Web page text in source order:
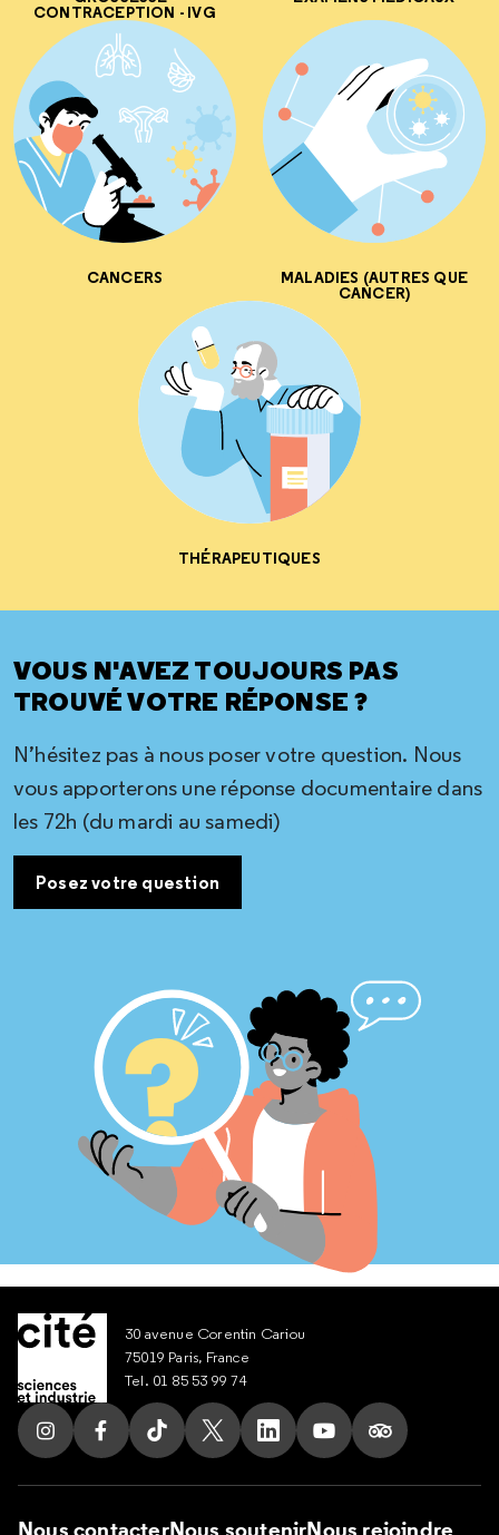
CONTRACEPTION - IVG
CANCERS MALADIES (AUTRES QUE
CANCER)
THÉRAPEUTIQUES
VOUS N'AVEZ TOUJOURS PAS
TROUVÉ VOTRE RÉPONSE ?
N’hésitez pas à nous poser votre question. Nous
vous apporterons une réponse documentaire dans
les 72h (du mardi au samedi)
Posez votre question
30 avenue Corentin Cariou
75019 Paris, France
Tel. 01 85 53 99 74
Suivez nous sur Instagram
Suivez nous sur Facebook
Suivez nous sur Tik Tok
Suivez nous sur X
Suivez nous sur LinkedIn
Suivez nous sur
Suivez nous
Nous contacterNous soutenirNous rejoindre